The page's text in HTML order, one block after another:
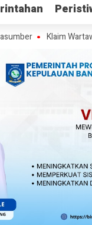
Klaim Wartawan Tanpa